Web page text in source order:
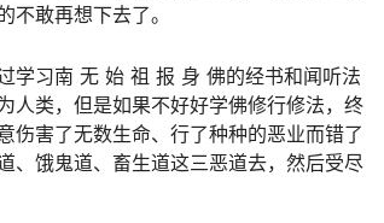
敢再想下去了。
学习南 无 始 祖 报 身 佛的经书和闻听法
人类，但是如果不好好学佛修行修法，终
伤害了无数生命、行了种种的恶业而错了
、饿鬼道、畜生道这三恶道去，然后受尽